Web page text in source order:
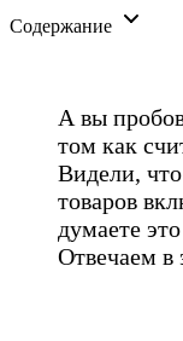
Содержание
А вы
том как
Видели,
товаров
думаете
Отвечаем в